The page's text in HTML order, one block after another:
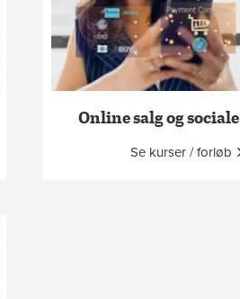
Online salg og
Se kurser / forløb